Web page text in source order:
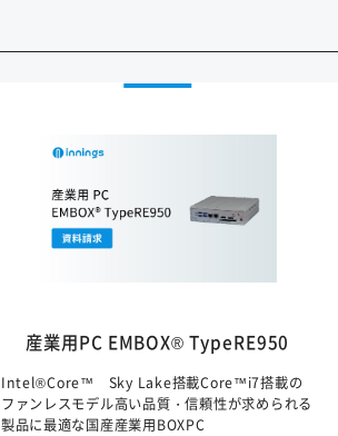
産業用PC EMBOX® TypeRE950
Intel®Core™ Sky Lake搭載Core™i7搭載の
ファンレスモデル高い品質・信頼性が求められる
製品に最適な国産産業用BOXPC